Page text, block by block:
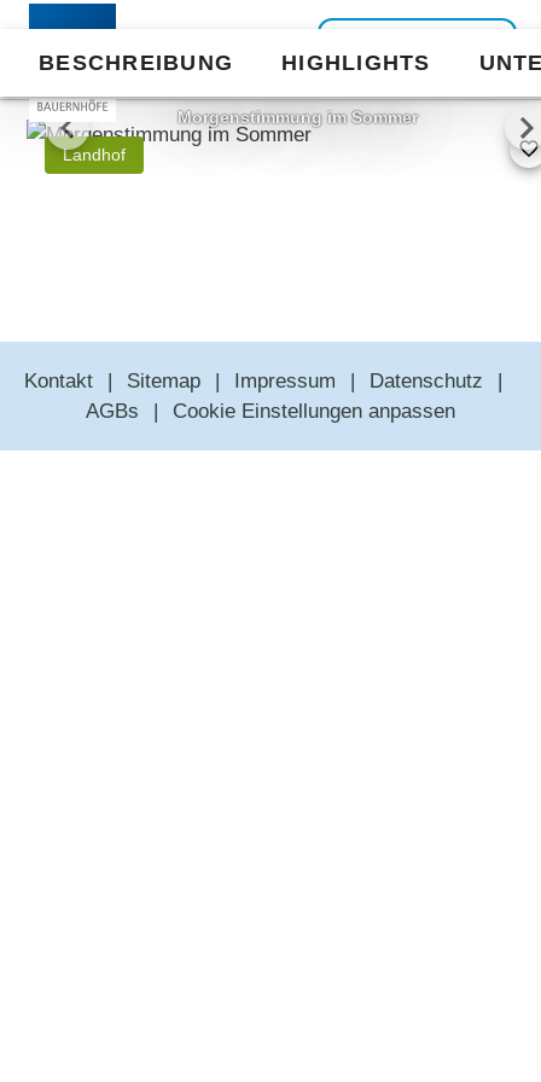
Liste
BESCHREIBUNG HIGHLIGHTS
Landhof
Morgenstimmung im Sommer
Kontakt Sitemap Impressum
Datenschutz
AGBs
Cookie Einstellungen anpassen